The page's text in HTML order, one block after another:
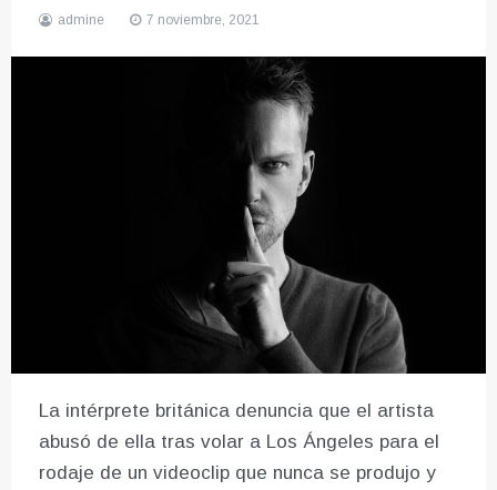
admine 7 noviembre, 2021
La intérprete británica denuncia que el artista
abusó de ella tras volar a Los Ángeles para el
rodaje de un videoclip que nunca se produjo y